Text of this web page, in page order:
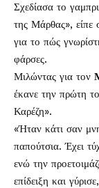
Σχεδίασα το
της Μάρθας»,
για το πώς
φάρσες.
Μιλώντας για τον
έκανε την πρώτη
Καρέζη».
«Ήταν κάτι σαν
παπούτσια. Έχει
ενώ την
επίδειξη και